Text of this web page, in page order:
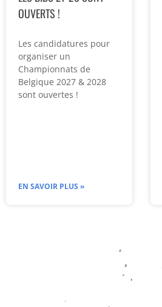
OUVERTS !
Les candidatures pour
organiser un
Championnats de
Belgique 2027 & 2028
sont ouvertes !
EN SAVOIR PLUS »